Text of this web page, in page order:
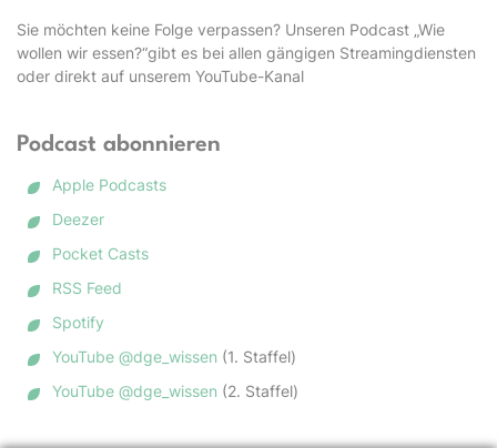
Sie möchten keine Folge verpassen? Unseren Podcast „Wie
wollen wir essen?“gibt es bei allen gängigen Streamingdiensten
oder direkt auf unserem YouTube-Kanal
Podcast abonnieren
Apple Podcasts
Deezer
Pocket Casts
RSS Feed
Spotify
YouTube @dge_wissen (1. Staffel)
YouTube @dge_wissen (2. Staffel)